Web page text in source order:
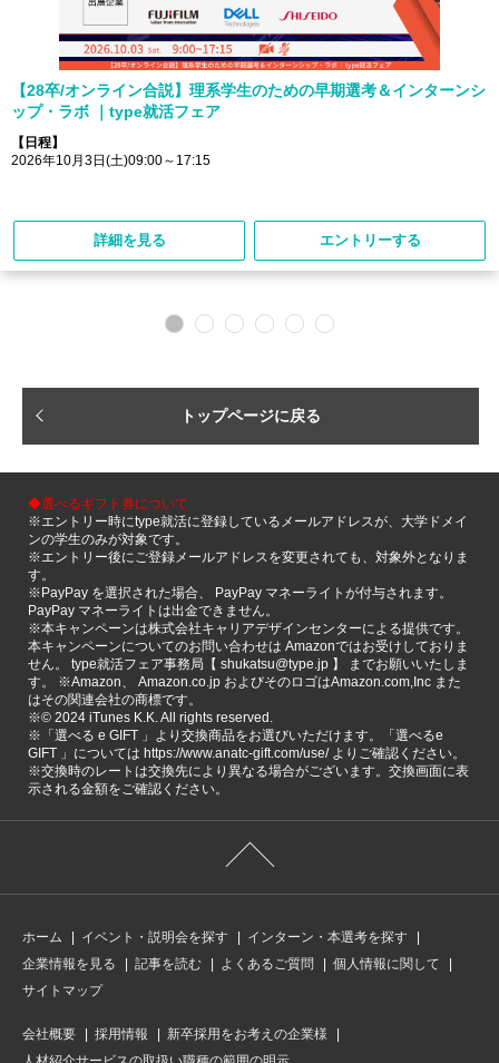
【28卒/オンライン合説】理系学生のための早期選考＆インターンシ
ップ・ラボ ｜type就活フェア
【日程】
2026年10月3日(土)09:00～17:15
詳細を見る エントリーする
トップページに戻る
◆選べるギフト券について
※エントリー時にtype就活に登録しているメールアドレスが、大学ドメイ
ンの学生のみが対象です。
※エントリー後にご登録メールアドレスを変更されても、対象外となりま
す。
※PayPay を選択された場合、 PayPay マネーライトが付与されます。
PayPay マネーライトは出金できません。
※本キャンペーンは株式会社キャリアデザインセンターによる提供です。
本キャンペーンについてのお問い合わせは Amazonではお受けしておりま
せん。 type就活フェア事務局【 shukatsu@type.jp 】 までお願いいたしま
す。 ※Amazon、 Amazon.co.jp およびそのロゴはAmazon.com,Inc また
はその関連会社の商標です。
※©️ 2024 iTunes K.K. All rights reserved.
※「選べる e GIFT 」より交換商品をお選びいただけます。「選べるe
GIFT 」については https://www.anatc-gift.com/use/ よりご確認ください。
※交換時のレートは交換先により異なる場合がございます。交換画面に表
示される金額をご確認ください。
ホーム イベント・説明会を探す
インターン・本選考を探す
企業情報を見る
記事を読む よくあるご質問
個人情報に関して
サイトマップ
会社概要 採用情報
新卒採用をお考えの企業様